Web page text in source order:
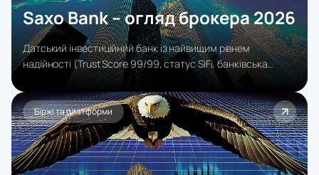
Saxo Bank – огляд брокера 2026
Датський інвестиційний банк із найвищим рівнем
надійності (Trust Score 99/99, статус SiFi, банківська
ліцензія) і найширшим вибором активів у галузі: 71 000+
інструментів, зокрема реальні акції, ETF та облігації, а не
лише CFD. Флагманська платформа SaxoTraderPRO це
майже безкоштовний аналог Bloomberg Terminal.
Біржі та платформи